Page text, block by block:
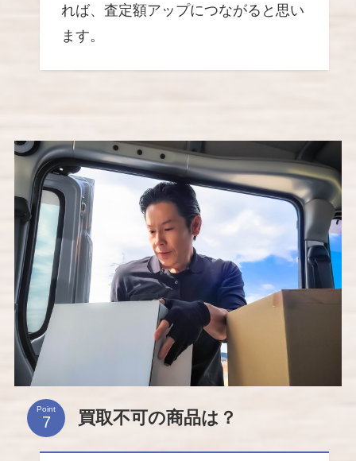
れば、査定額アップにつながると思い
ます。
Point 買取不可の商品は？